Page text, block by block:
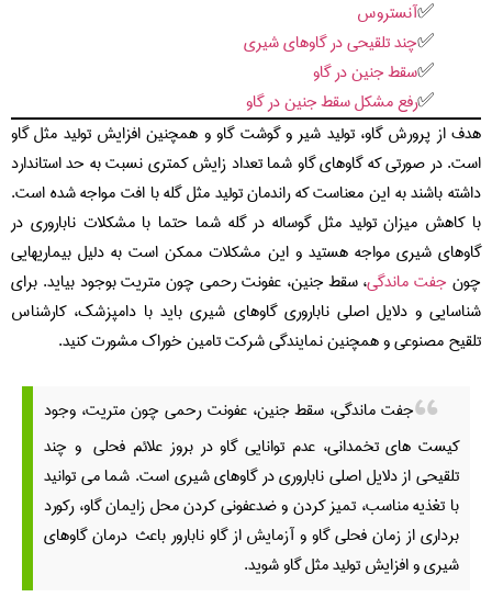
آنستروس
چند تلقیحی در گاوهای شیری
سقط جنین در گاو
رفع مشکل سقط جنین در گاو
هدف از پرورش گاو، تولید شیر و گوشت گاو و همچنین افزایش تولید مثل گاو
است. در صورتی که گاوهای گاو شما تعداد زایش کمتری نسبت به حد استاندارد
داشته باشند به این معناست که راندمان تولید مثل گله با افت مواجه شده است.
با کاهش میزان تولید مثل گوساله در گله شما حتما با مشکلات ناباروری در
گاوهای شیری مواجه هستید و این مشکلات ممکن است به دلیل بیماریهایی
چون جفت ماندگی، سقط جنین، عفونت رحمی چون متریت بوجود بیاید. برای
شناسایی و دلایل اصلی ناباروری گاوهای شیری باید با دامپزشک، کارشناس
تلقیح مصنوعی و همچنین نمایندگی شرکت تامین خوراک مشورت کنید.
جفت ماندگی، سقط جنین، عفونت رحمی چون متریت، وجود
کیست های تخمدانی، عدم توانایی گاو در بروز علائم فحلی و چند
تلقیحی از دلایل اصلی ناباروری در گاوهای شیری است. شما می توانید
با تغذیه مناسب، تمیز کردن و ضدعفونی کردن محل زایمان گاو، رکورد
برداری از زمان فحلی گاو و آزمایش از گاو نابارور باعث درمان گاوهای
شیری و افزایش تولید مثل گاو شوید.